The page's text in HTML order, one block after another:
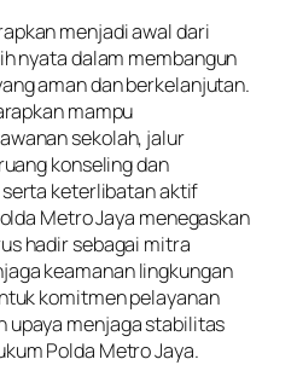
menjadi awal dari
nyata dalam membangun
aman dan berkelanjutan.
mampu
sekolah, jalur
konseling dan
keterlibatan aktif
Metro Jaya menegaskan
hadir sebagai mitra
keamanan lingkungan
komitmen pelayanan
upaya menjaga stabilitas
Polda Metro Jaya.